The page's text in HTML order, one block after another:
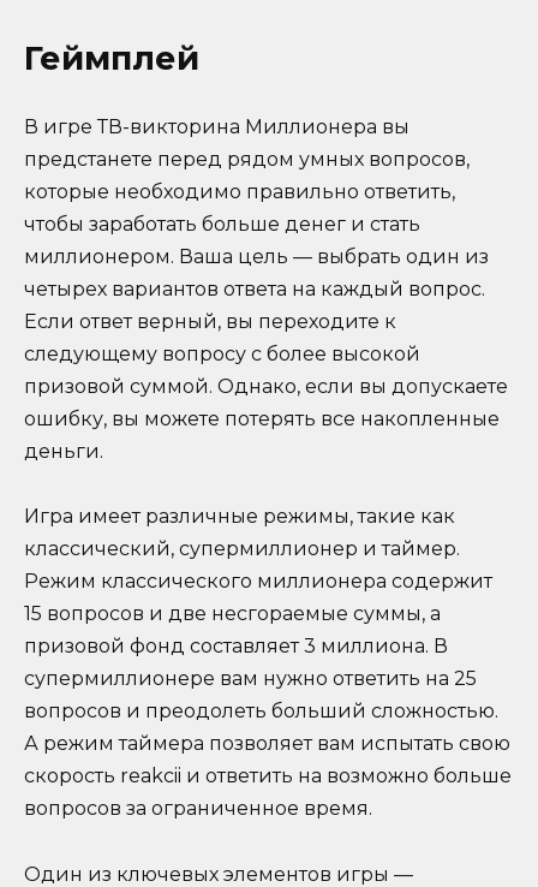
Геймплей
В игре ТВ-викторина Миллионера вы
предстанете перед рядом умных вопросов,
которые необходимо правильно ответить,
чтобы заработать больше денег и стать
миллионером. Ваша цель — выбрать один из
четырех вариантов ответа на каждый вопрос.
Если ответ верный, вы переходите к
следующему вопросу с более высокой
призовой суммой. Однако, если вы допускаете
ошибку, вы можете потерять все накопленные
деньги.
Игра имеет различные режимы, такие как
классический, супермиллионер и таймер.
Режим классического миллионера содержит
15 вопросов и две несгораемые суммы, а
призовой фонд составляет 3 миллиона. В
супермиллионере вам нужно ответить на 25
вопросов и преодолеть больший сложностью.
А режим таймера позволяет вам испытать свою
скорость reakcii и ответить на возможно больше
вопросов за ограниченное время.
Один из ключевых элементов игры —